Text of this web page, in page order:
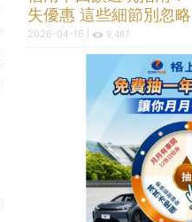
失優惠 這些細節別忽略
2026-04-16 | 9,487